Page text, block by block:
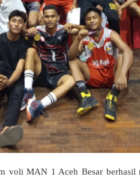
voli MAN 1 Aceh Besar berhasil